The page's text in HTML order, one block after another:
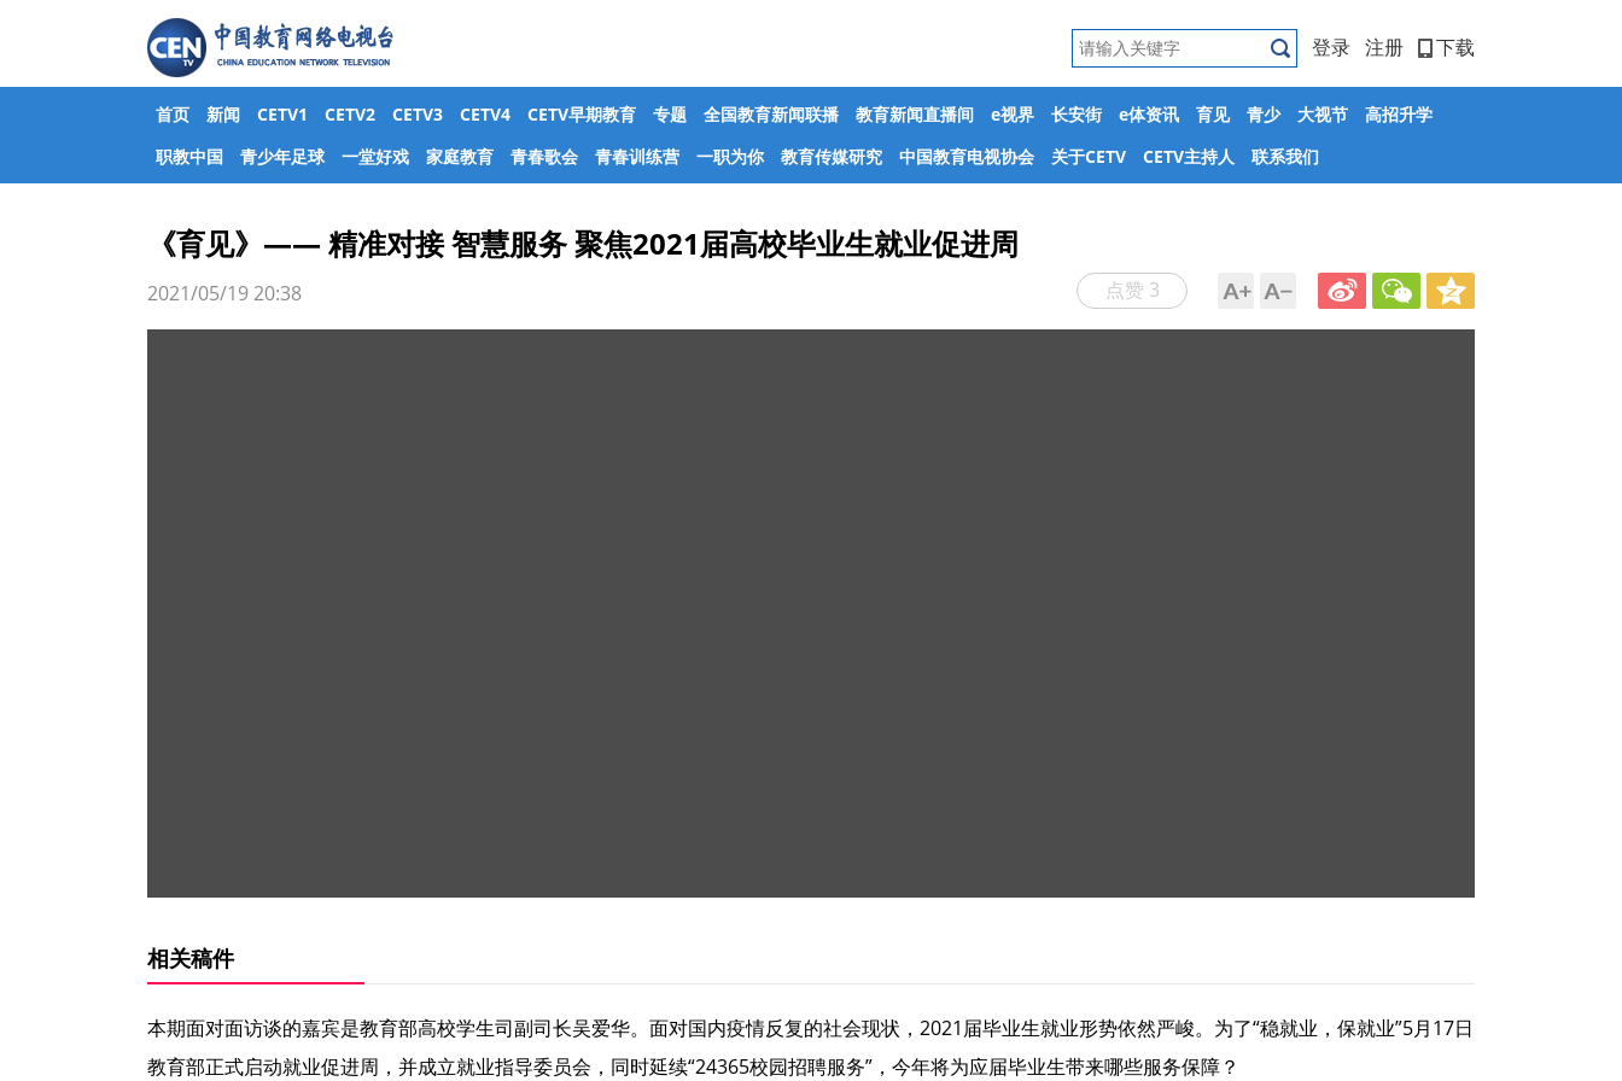
登录 注册 下载
首页 新闻 CETV1 CETV2 CETV3 CETV4 CETV早期教育 专题 全国教育新闻联播 教育新闻直播间 e视界 长安街 e体资讯 育见 青少 大视节
高招升学
职教中国
青少年足球 一堂好戏 家庭教育 青春歌会 青春训练营 一职为你 教育传媒研究 中国教育电视协会 关于CETV CETV主持人 联系我们
《育见》—— 精准对接 智慧服务 聚焦2021届高校毕业生就业促进周
点赞 3
2021/05/19 20:38
相关稿件
本期面对面访谈的嘉宾是教育部高校学生司副司长吴爱华。面对国内疫情反复的社会现状，2021届毕业生就业形势依然严峻。为了“稳就业，保就业”5月17日
教育部正式启动就业促进周，并成立就业指导委员会，同时延续“24365校园招聘服务”，今年将为应届毕业生带来哪些服务保障？